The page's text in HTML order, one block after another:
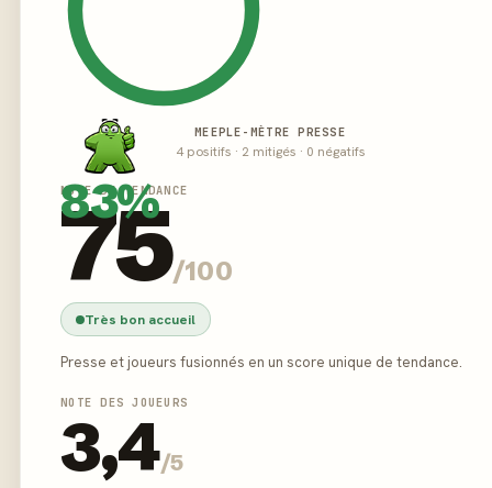
83%
MEEPLE-MÈTRE PRESSE
4 positifs · 2 mitigés · 0 négatifs
NOTE DE TENDANCE
75/100
Très bon accueil
Presse et joueurs fusionnés en un score unique de tendance.
NOTE DES JOUEURS
3,4/5